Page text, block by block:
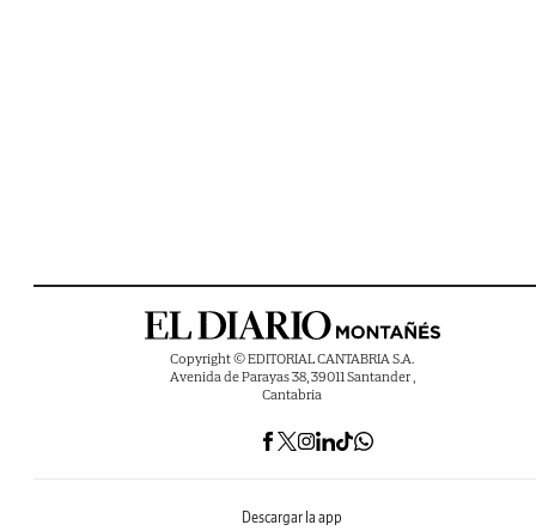
Copyright © EDITORIAL CANTABRIA S.A.
Avenida de Parayas 38, 39011 Santander ,
Cantabria
Descargar la app